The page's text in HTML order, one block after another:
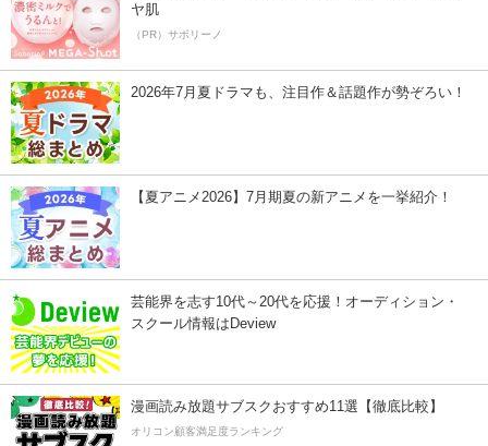
ヤ肌
（PR）サボリーノ
2026年7月夏ドラマも、注目作＆話題作が勢ぞろい！
【夏アニメ2026】7月期夏の新アニメを一挙紹介！
芸能界を志す10代～20代を応援！オーディション・
スクール情報はDeview
漫画読み放題サブスクおすすめ11選【徹底比較】
オリコン顧客満足度ランキング